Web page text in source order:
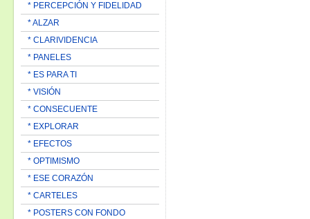
* PERCEPCIÓN Y FIDELIDAD
* ALZAR
* CLARIVIDENCIA
* PANELES
* ES PARA TI
* VISIÓN
* CONSECUENTE
* EXPLORAR
* EFECTOS
* OPTIMISMO
* ESE CORAZÓN
* CARTELES
* POSTERS CON FONDO